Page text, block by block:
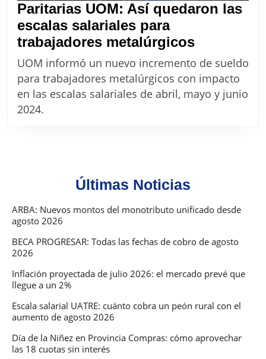
Paritarias UOM: Así quedaron las
escalas salariales para
trabajadores metalúrgicosParitarias
UOM:
Así
quedaron
UOM informó un nuevo incremento de sueldo
para trabajadores metalúrgicos con impacto
en las escalas salariales de abril, mayo y junio
2024.
Últimas Noticias
ARBA: Nuevos montos del monotributo unificado desde
agosto 2026
BECA PROGRESAR: Todas las fechas de cobro de agosto
2026
Inflación proyectada de julio 2026: el mercado prevé que
llegue a un 2%
Escala salarial UATRE: cuánto cobra un peón rural con el
aumento de agosto 2026
Día de la Niñez en Provincia Compras: cómo aprovechar
las 18 cuotas sin interés